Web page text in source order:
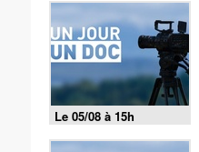
Le 05/08 à 15h